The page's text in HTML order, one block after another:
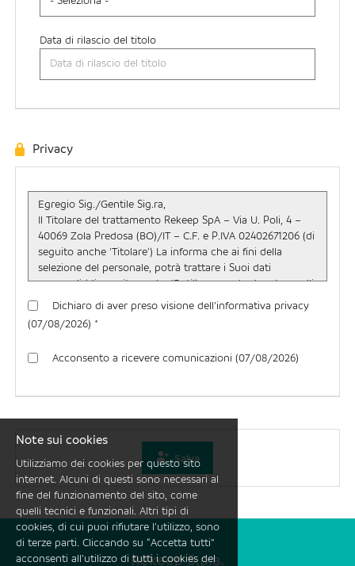
Data di rilascio del titolo
Privacy
Dichiaro di aver preso visione dell’informativa privacy
(07/08/2026) *
Acconsento a ricevere comunicazioni (07/08/2026)
Salva
Rekeep S.p.a.
Note sui cookies
Utilizziamo dei cookies per questo sito
internet. Alcuni di questi sono necessari al
fine del funzionamento del sito, come
quelli tecnici e funzionali. Altri tipi di
cookies, di cui puoi rifiutare l’utilizzo, sono
di terze parti. Cliccando su “Accetta tutti”
acconsenti all’utilizzo di tutti i cookies del